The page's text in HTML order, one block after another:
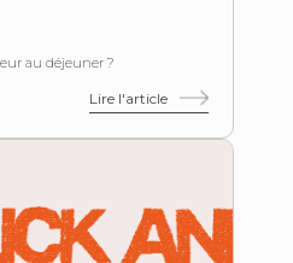
au déjeuner ?
Lire l'article